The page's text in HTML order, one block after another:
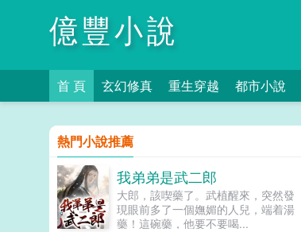
億豐小說
首 頁 玄幻修真 重生穿越 都市小說
熱門小說推薦
我弟弟是武二郎
大郎，該喫藥了。武植醒來，突然發
現眼前多了一個嫵媚的人兒，端着湯
藥！這碗藥，他要不要喝...